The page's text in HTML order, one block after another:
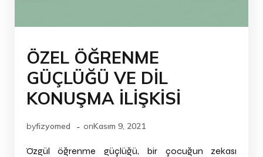
ÖZEL ÖĞRENME
GÜÇLÜĞÜ VE DİL
KONUŞMA İLİŞKİSİ
byfizyomed - onKasım 9, 2021
Özgül öğrenme güçlüğü, bir çocuğun zekası